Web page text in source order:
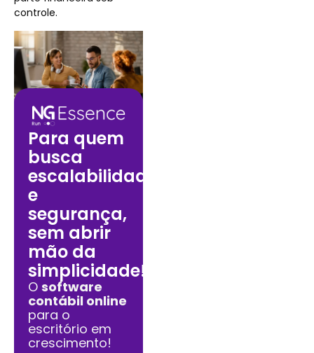
controle.
Para quem
busca
escalabilidade
e
segurança,
sem abrir
mão da
simplicidade!
O software
contábil online
para o
escritório em
crescimento!